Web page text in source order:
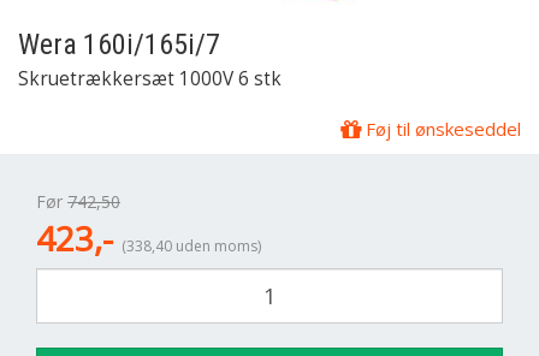
Wera 160i/165i/7
Skruetrækkersæt 1000V 6 stk
Føj til ønskeseddel
Før 742,50
423,- (338,40 uden moms)